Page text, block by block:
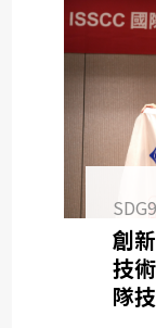
SDG9
創
技
隊